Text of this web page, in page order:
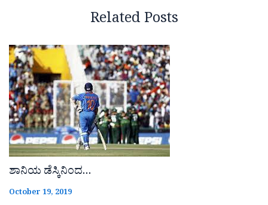
Related Posts
ಶಾನಿಯ ಡೆಸ್ಕಿನಿಂದ…
October 19, 2019